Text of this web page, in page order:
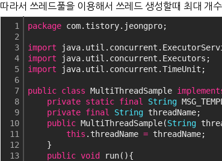
따라서 쓰레드풀을 이용해서 쓰레드 생성할때 최대 개
1
2
3
4
5
6
7
8
9
10
11
12
13
package com.tistory.jeongpro;
import
import java.util.concurrent.Executors;
import java.util.concurrent.TimeUnit;
public class MultiThreadSample
private static final String
private final String threadName;
public MultiThreadSample(String
this .threadName = threadName;
}
public void
run(){